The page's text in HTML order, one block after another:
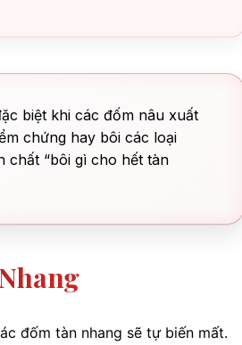
biệt khi các đốm nâu xuất
chứng hay bôi các loại
chất “bôi gì cho hết tàn
đốm tàn nhang sẽ tự biến mất.